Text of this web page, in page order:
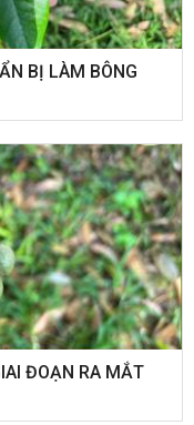
BỊ LÀM BÔNG
ĐOẠN RA MẮT